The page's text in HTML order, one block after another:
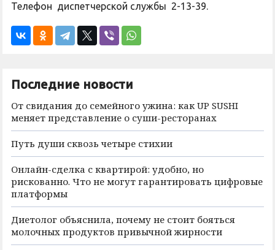
Телефон диспетчерской службы 2-13-39.
Последние новости
От свидания до семейного ужина: как UP SUSHI
меняет представление о суши-ресторанах
Путь души сквозь четыре стихии
Онлайн-сделка с квартирой: удобно, но
рискованно. Что не могут гарантировать цифровые
платформы
Диетолог объяснила, почему не стоит бояться
молочных продуктов привычной жирности